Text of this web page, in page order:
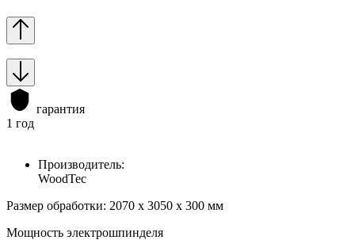
гарантия
1 год
Производитель:
WoodTec
Размер обработки: 2070 х 3050 х 300 мм
Мощность электрошпинделя